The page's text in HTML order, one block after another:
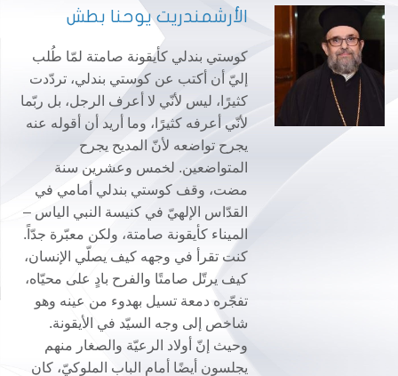
الأرشمندريت يوحنا بطش
كوستي بندلي كأيقونة صامتة لمّا طُلب
إليّ أن أكتب عن كوستي بندلي، تردّدت
كثيرًا، ليس لأنّي لا أعرف الرجل، بل ربّما
لأنّي أعرفه كثيرًا، وما أريد أن أقوله عنه
يجرح تواضعه لأنّ المديح يجرح
المتواضعين. لخمس وعشرين سنة
مضت، وقف كوستي بندلي أمامي في
القدّاس الإلهيّ في كنيسة النبي الياس –
الميناء كأيقونة صامتة، ولكن معبّرة جدّاً.
كنت تقرأ في وجهه كيف يصلّي الإنسان،
كيف يرتّل صامتًا والفرح بادٍ على محيّاه،
تفجّره دمعة تسيل بهدوء من عينه وهو
شاخص إلى وجه السيّد في الأيقونة.
وحيث إنّ أولاد الرعيّة والصغار منهم
يجلسون أيضًا أمام الباب الملوكيّ، كان